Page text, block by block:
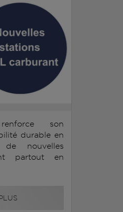
son
durable en
de nouvelles
partout en